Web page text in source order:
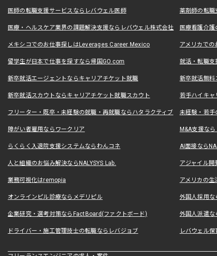
医師の転職支援サービスならレバウェル医師 薬剤師の転
医療・ヘルスケア業界の課題解決支援ならレバウェル株式会社 医療看護介
メキシコでのお仕事探しはLeverages Career Mexico アメリカで
留学生が日本で仕事を探すなら帰国GO.com 就活・転職
新卒就活エージェントならキャリアチケット就職 新卒就活無料
新卒就活スカウトならキャリアチケット就職スカウト 若手ハイキ
フリーター・既卒・未経験の就職・再就職ならハタラクティブ 未経験・若手
障がい者雇用ならワークリア M&A支援な
らくらく入退院支援システムならわんコネ AI面接なら
人と組織のお悩み解決ならNALYSYS Lab. アジャイル
業務可視化はremopia アメリカの
オンラインピル診療ならメデリピル 外国人採用
企業研究・選考対策ならFactBoard(ファクトボード) 外国人派遣な
ドライバー・施工管理技士の転職ならレバジョブ レバウェル